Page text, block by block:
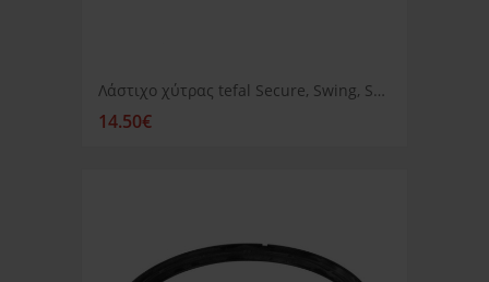
Λάστιχο χύτρας tefal Secure, Swing, Securyclic inox 4,6, 8, 10LT
14.50€